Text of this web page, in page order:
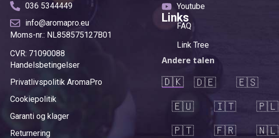
036 5344449
info@aromapro.eu
Moms-nr.: NL858575127B01
CVR: 71090088
Handelsbetingelser
Privatlivspolitik AromaPro
Cookiepolitik
Garanti og klager
Returnering
Youtube
Links
FAQ
Link Tree
Andere talen
🇩🇰 🇩🇪
🇪🇸
🇪🇺
🇮🇹
🇵🇱
🇵🇹
🇫🇷 🇳🇱